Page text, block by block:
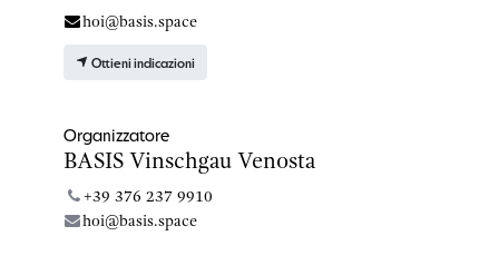
hoi@basis.space
Ottieni indicazioni
Organizzatore
BASIS Vinschgau Venosta
+39 376 237 9910
hoi@basis.space